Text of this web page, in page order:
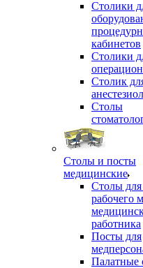
Столики
кабинетов
Столики
Столик
Столы
Столы и посты
медицинские
Столы
рабочего
работника
Посты для
Палатные